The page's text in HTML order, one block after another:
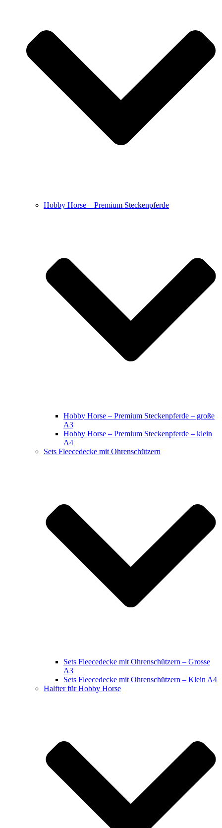
Hobby Horse – Premium Steckenpferde
Hobby Horse – Premium Steckenpferde – große
A3
Hobby Horse – Premium Steckenpferde – klein
A4
Sets Fleecedecke mit Ohrenschützern
Sets Fleecedecke mit Ohrenschützern – Grosse
A3
Sets Fleecedecke mit Ohrenschützern – Klein A4
Halfter für Hobby Horse